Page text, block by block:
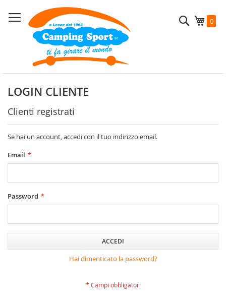
al
contenuto
0
Cerca
LOGIN CLIENTE
Clienti registrati
Se hai un account, accedi con il tuo indirizzo email.
Email
Password
ACCEDI
Hai dimenticato la password?